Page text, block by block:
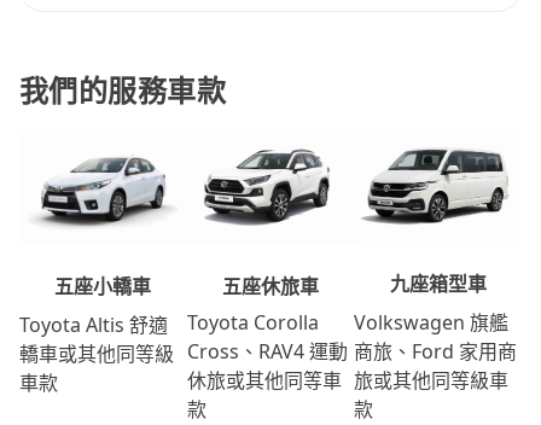
我們的服務車款
五座小轎車
Toyota Altis 舒適
轎車或其他同等級
車款
五座休旅車
Toyota Corolla
Cross、RAV4 運動
休旅或其他同等車
款
九座箱型車
Volkswagen 旗艦
商旅、Ford 家用商
旅或其他同等級車
款